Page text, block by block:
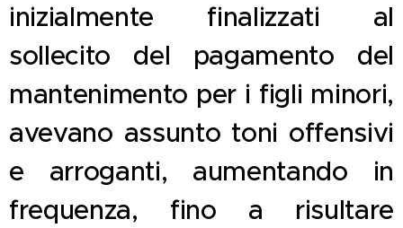
inizialmente finalizzati al
sollecito del pagamento del
mantenimento per i figli minori,
avevano assunto toni offensivi
e arroganti, aumentando in
frequenza, fino a risultare